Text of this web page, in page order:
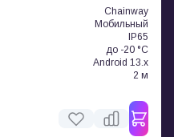
Chainway
Мобильный
IP65
до -20 °C
Android 13.x
2 м